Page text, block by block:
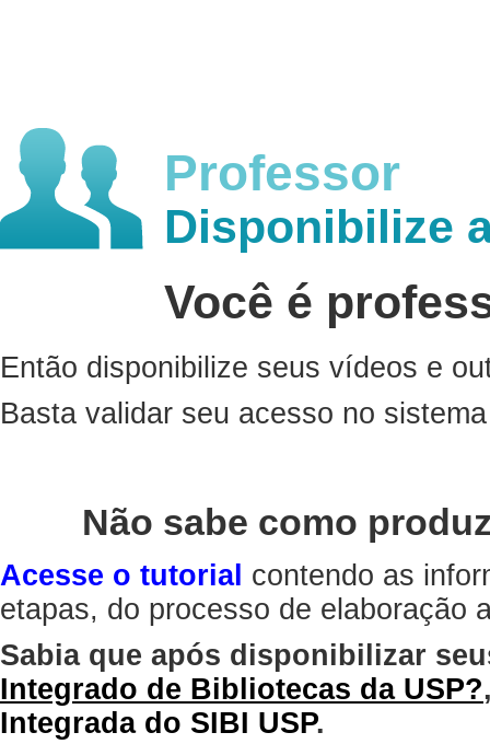
Professor
Disponibilize
Você é
Então disponibilize seus vídeos e
Basta validar seu acesso no
Não sabe como
Acesse o tutorial contendo as
etapas, do processo de elaboração
Sabia que após disponibilizar
Integrado de Bibliotecas da USP?
Integrada do SIBI USP.